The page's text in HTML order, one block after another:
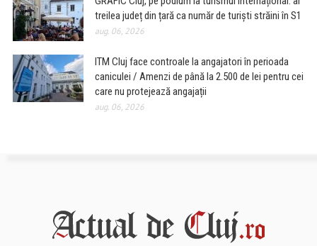
treilea județ din țară ca număr de turiști străini în S1
aug. 06, 2026
ITM Cluj face controale la angajatori în perioada
caniculei / Amenzi de până la 2.500 de lei pentru cei
care nu protejează angajații
aug. 06, 2026